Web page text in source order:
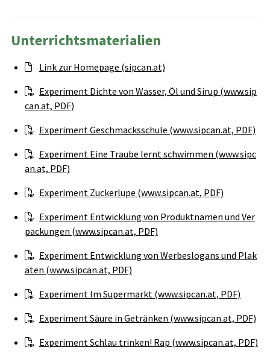
Unterrichtsmaterialien
Link zur Homepage (sipcan.at)
Experiment Dichte von Wasser, Öl und Sirup (www.sip
can.at, PDF)
Experiment Geschmacksschule (www.sipcan.at, PDF)
Experiment Eine Traube lernt schwimmen (www.sipc
an.at, PDF)
Experiment Zuckerlupe (www.sipcan.at, PDF)
Experiment Entwicklung von Produktnamen und Ver
packungen (www.sipcan.at, PDF)
Experiment Entwicklung von Werbeslogans und Plak
aten (www.sipcan.at, PDF)
Experiment Im Supermarkt (www.sipcan.at, PDF)
Experiment Säure in Getränken (www.sipcan.at, PDF)
Experiment Schlau trinken! Rap (www.sipcan.at, PDF)